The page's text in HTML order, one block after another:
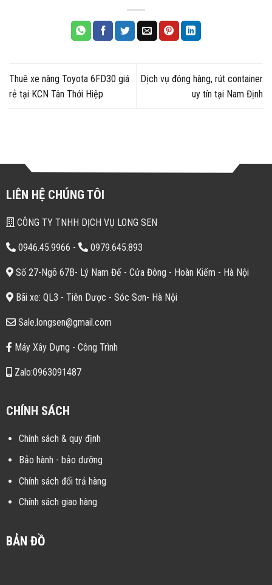
Thuê xe nâng Toyota 6FD30 giá
rẻ tại KCN Tân Thới Hiệp
Dịch vụ đóng hàng, rút container
uy tín tại Nam Định
LIÊN HỆ CHÚNG TÔI
CÔNG TY TNHH DỊCH VỤ LONG SEN
0946.45.9966 - 0979.645.893
Số 27-Ngõ 67B- Lý Nam Đế - Cửa Đông - Hoàn Kiếm - Hà Nội
Bãi xe: QL3 - Tiên Dược - Sóc Sơn- Hà Nội
Sale.longsen@gmail.com
Máy Xây Dựng - Công Trình
Zalo:0963091487
CHÍNH SÁCH
Chính sách & quy định
Bảo hành - bảo dưỡng
Chính sách đổi trả hàng
Chính sách giao hàng
BẢN ĐỒ